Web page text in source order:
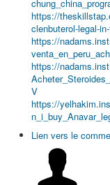
https://
clenbuterol-legal-
https://
https://
V
https://
Lien vers le